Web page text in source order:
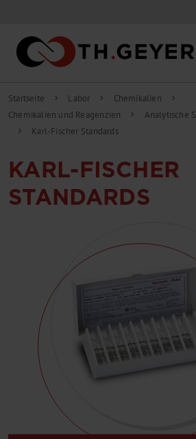
Startseite chevron_right Labor chevron_right Chemikalien chevron_right
Chemikalien und Reagenzien chevron_right Analytische
chevron_right Karl-Fischer Standards
KARL-FISCHER
STANDARDS